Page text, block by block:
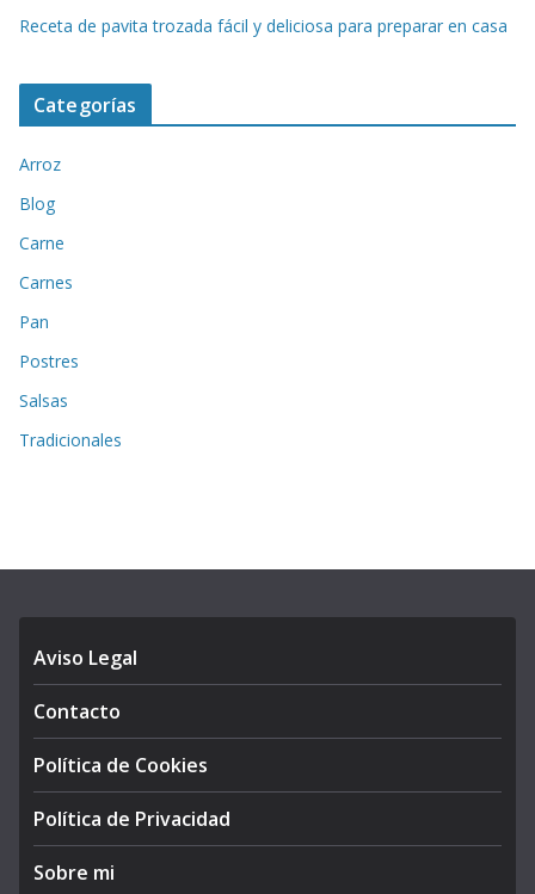
Receta de pavita trozada fácil y deliciosa para preparar en casa
Categorías
Arroz
Blog
Carne
Carnes
Pan
Postres
Salsas
Tradicionales
Aviso Legal
Contacto
Política de Cookies
Política de Privacidad
Sobre mi